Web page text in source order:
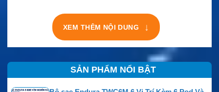
XEM THÊM NỘI DUNG ↓
SẢN PHẨM NỔI BẬT